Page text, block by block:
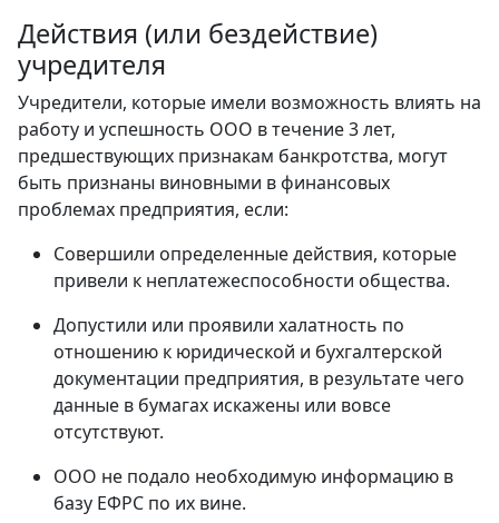
Действия (или бездействие)
учредителя
Учредители, которые имели возможность влиять на
работу и успешность ООО в течение 3 лет,
предшествующих признакам банкротства, могут
быть признаны виновными в финансовых
проблемах предприятия, если:
Совершили определенные действия, которые
привели к неплатежеспособности общества.
Допустили или проявили халатность по
отношению к юридической и бухгалтерской
документации предприятия, в результате чего
данные в бумагах искажены или вовсе
отсутствуют.
ООО не подало необходимую информацию в
базу ЕФРС по их вине.